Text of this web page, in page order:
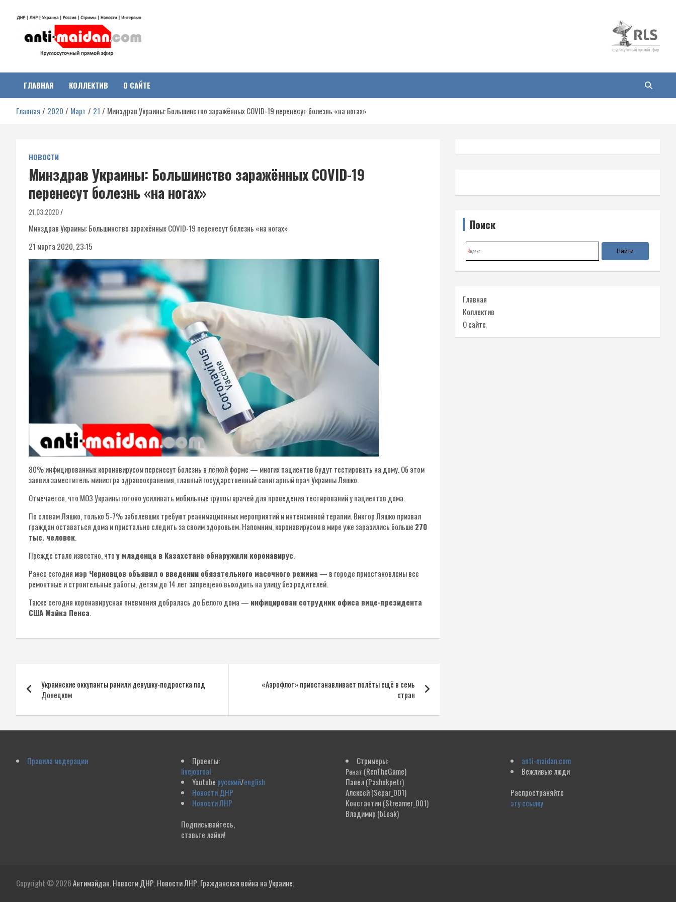
Антимайдан:
Гражданская война на
Украине
о гражданской войне на Украине, включая события в Новороссии,
ДНР, ЛНР и других регионах.
ГЛАВНАЯ КОЛЛЕКТИВ О САЙТЕ
Главная 2020 Март 21 Минздрав Украины: Большинство заражённых COVID-19 перенесут болезнь «на ногах»
НОВОСТИ
Минздрав Украины: Большинство заражённых COVID-19
перенесут болезнь «на ногах»
21.03.2020
Минздрав Украины: Большинство заражённых COVID-19 перенесут болезнь «на ногах»
21 марта 2020, 23:15
80% инфицированных коронавирусом перенесут болезнь в лёгкой форме — многих пациентов будут тестировать на дому. Об этом
заявил заместитель министра здравоохранения, главный государственный санитарный врач Украины Ляшко.
Отмечается, что МОЗ Украины готово усиливать мобильные группы врачей для проведения тестирований у пациентов дома.
По словам Ляшко, только 5-7% заболевших требуют реанимационных мероприятий и интенсивной терапии. Виктор Ляшко призвал
граждан оставаться дома и пристально следить за своим здоровьем. Напомним, коронавирусом в мире уже заразились больше 270
тыс. человек.
Прежде стало известно, чтоу младенца в Казахстане обнаружили коронавирус.
Ранее сегодня мэр Черновцов объявил о введении обязательного масочного режима — в городе приостановлены все
ремонтные и строительные работы, детям до 14 лет запрещено выходить на улицу без родителей.
Также сегодня коронавирусная пневмония добралась до Белого дома — инфицирован сотрудник офиса вице-президента
США Майка Пенса.
по
записям
Украинские оккупанты ранили девушку-подростка под
Донецком
«Аэрофлот» приостанавливает полёты ещё в семь
стран
Поиск
Главная
Коллектив
О сайте
Правила модерации
Проекты:
livejournal
Youtube русский/english
Новости ДНР
Новости ЛНР
Подписывайтесь,
ставьте лайки!
Стримеры:
Ренат (RenTheGame)
Павел(Pashokpetr)
Алексей(Separ_001)
Константин (Streamer_001)
Владимир (bLeak)
anti-maidan.com
Вежливые люди
Распространяйте
эту ссылку
Copyright © 2026Антимайдан. Новости ДНР. Новости ЛНР. Гражданская война на Украине.